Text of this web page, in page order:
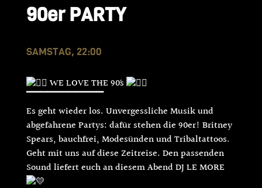
90er PARTY
SAMSTAG, 22:00
WE LOVE THE 90´s
▔▔▔▔▔▔▔▔▔▔▔
Es geht wieder los. Unvergessliche Musik und
abgefahrene Partys: dafür stehen die 90er! Britney
Spears, bauchfrei, Modesünden und Tribaltattoos.
Geht mit uns auf diese Zeitreise. Den passenden
Sound liefert euch an diesem Abend DJ LE MORE